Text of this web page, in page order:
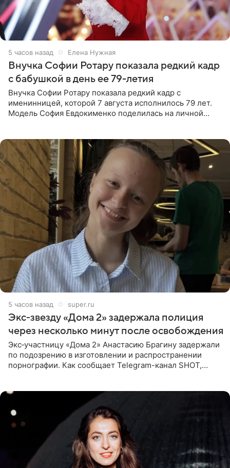
5 часов назад Елена Нужная
Внучка Софии Ротару показала редкий кадр
с бабушкой в день ее 79-летия
Внучка Софии Ротару показала редкий кадр с
именинницей, которой 7 августа исполнилось 79 лет.
Модель София Евдокименко поделилась на личной
5 часов назад super.ru
Экс‑звезду «Дома 2» задержала полиция
через несколько минут после освобождения
Экс‑участницу «Дома 2» Анастасию Брагину задержали
по подозрению в изготовлении и распространении
порнографии. Как сообщает Telegram-канал SHOT,